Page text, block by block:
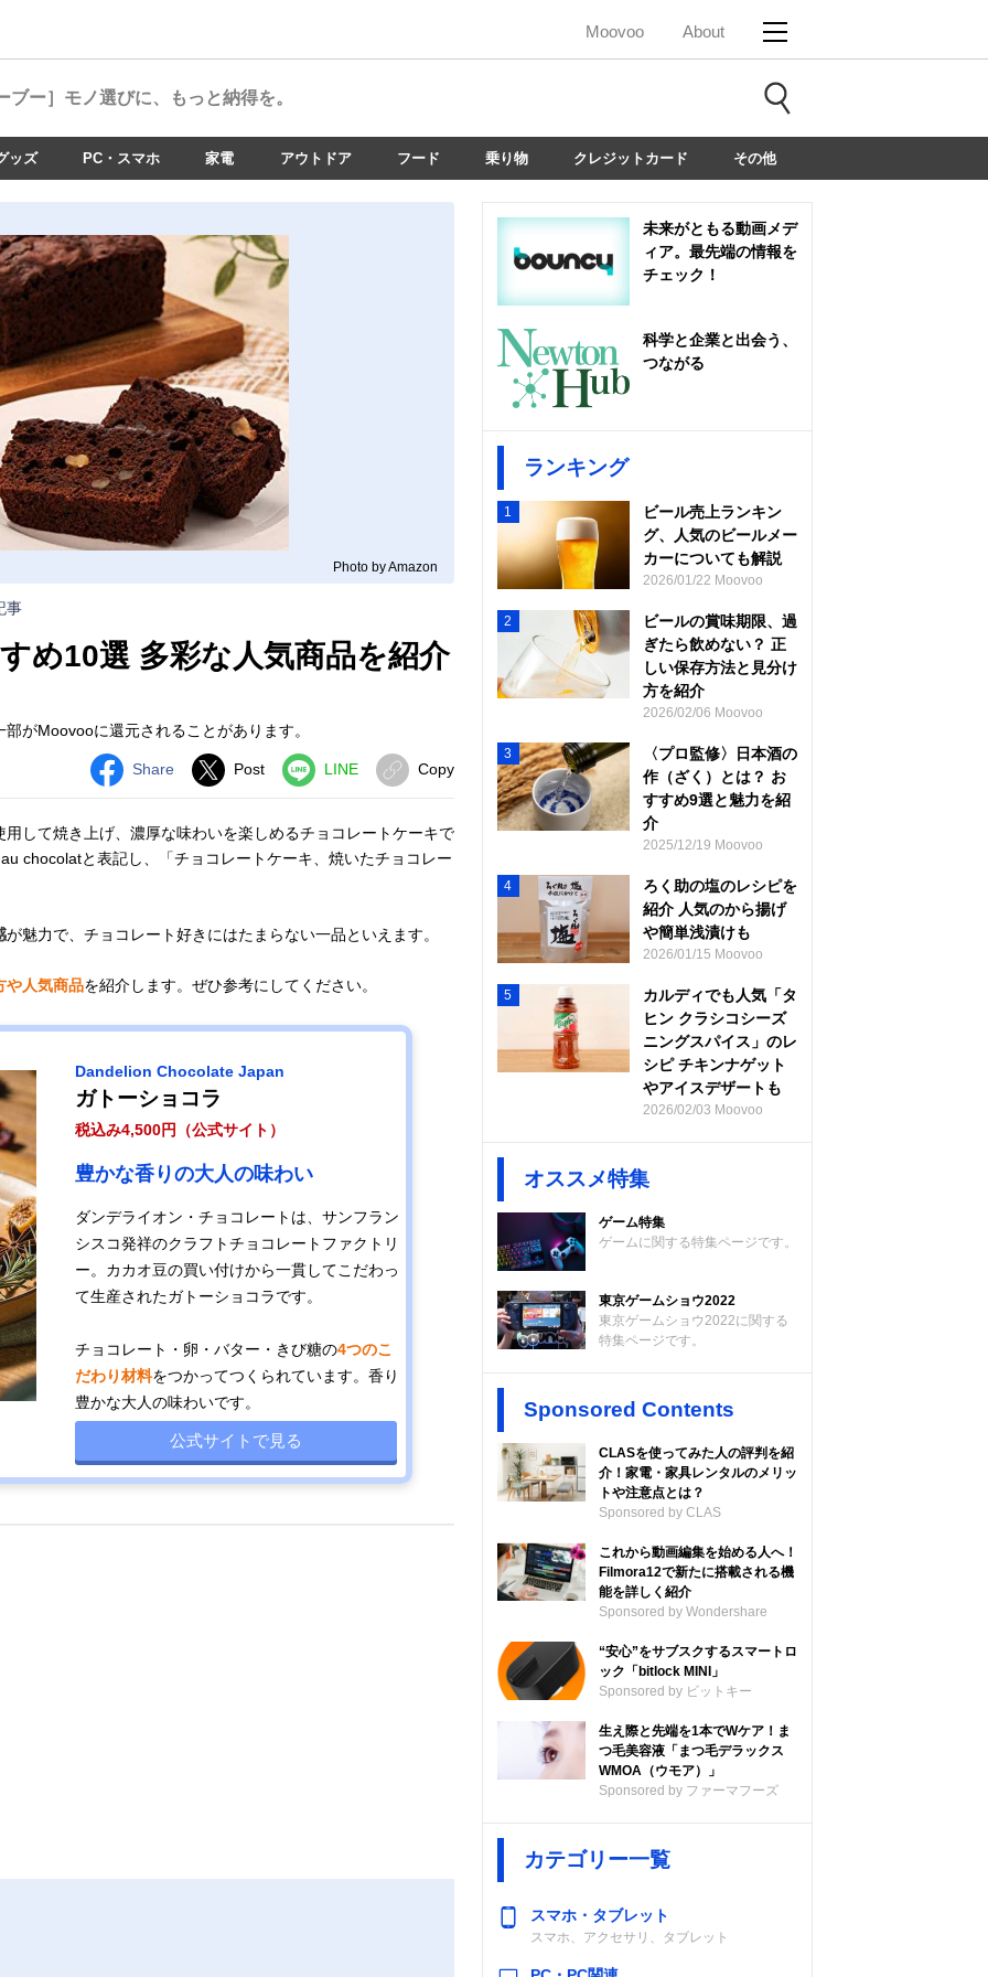
Moovoo About
ブー］ モノ選びに、もっと納得を。
ッズ PC・スマホ 家電 アウトドア フード 乗り物 クレジットカード その他
Photo by Amazon
事
め10選 多彩な人気商品を紹介
がMoovooに還元されることがあります。
Share Post LINE Copy
して焼き上げ、濃厚な味わいを楽しめるチョコレートケーキで
chocolatと表記し、「チョコレートケーキ、焼いたチョコレー
が魅力で、チョコレート好きにはたまらない一品といえます。
や人気商品を紹介します。ぜひ参考にしてください。
Dandelion Chocolate Japan
ガトーショコラ
税込み4,500円（公式サイト）
豊かな香りの大人の味わい
ダンデライオン・チョコレートは、サンフラン
シスコ発祥のクラフトチョコレートファクトリ
ー。カカオ豆の買い付けから一貫してこだわっ
て生産されたガトーショコラです。
チョコレート・卵・バター・きび糖の4つのこ
だわり材料をつかってつくられています。香り
豊かな大人の味わいです。
公式サイトで見る
未来がともる動画メデ
ィア。最先端の情報を
チェック！
科学と企業と出会う、
つながる
ランキング
1
ビール売上ランキン
グ、人気のビールメー
カーについても解説
2026/01/22 Moovoo
2
ビールの賞味期限、過
ぎたら飲めない？ 正
しい保存方法と見分け
方を紹介
2026/02/06 Moovoo
3
〈プロ監修〉日本酒の
作（ざく）とは？ お
すすめ9選と魅力を紹
介
2025/12/19 Moovoo
4
ろく助の塩のレシピを
紹介 人気のから揚げ
や簡単浅漬けも
2026/01/15 Moovoo
5
カルディでも人気「タ
ヒン クラシコシーズ
ニングスパイス」のレ
シピ チキンナゲット
やアイスデザートも
2026/02/03 Moovoo
オススメ特集
ゲーム特集
ゲームに関する特集ページです。
東京ゲームショウ2022
東京ゲームショウ2022に関する
特集ページです。
Sponsored Contents
CLASを使ってみた人の評判を紹
介！家電・家具レンタルのメリッ
トや注意点とは？
Sponsored by CLAS
これから動画編集を始める人へ！
Filmora12で新たに搭載される機
能を詳しく紹介
Sponsored by Wondershare
“安心”をサブスクするスマートロ
ック「bitlock MINI」
Sponsored by ビットキー
生え際と先端を1本でWケア！ま
つ毛美容液「まつ毛デラックス
WMOA（ウモア）」
Sponsored by ファーマフーズ
カテゴリー一覧
スマホ・タブレット
スマホ、アクセサリ、タブレット